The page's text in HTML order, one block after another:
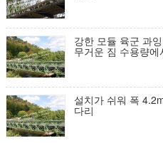
강한 모듈 육군 과
무거운 짐 수용량
설치가 쉬워 폭
다리